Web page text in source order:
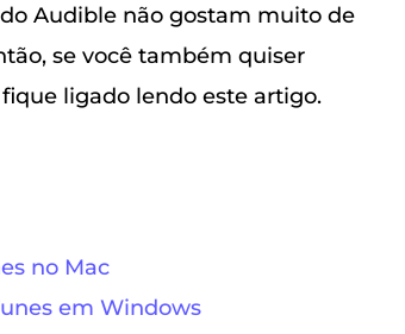
Audible não gostam muito de
se você também quiser
ligado lendo este artigo.
no Mac
em Windows